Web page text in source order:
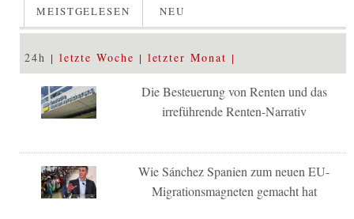
MEISTGELESEN NEU
24h letzte Woche letzter Monat
Die Besteuerung von Renten und das
irreführende Renten-Narrativ
Wie Sánchez Spanien zum neuen EU-
Migrationsmagneten gemacht hat